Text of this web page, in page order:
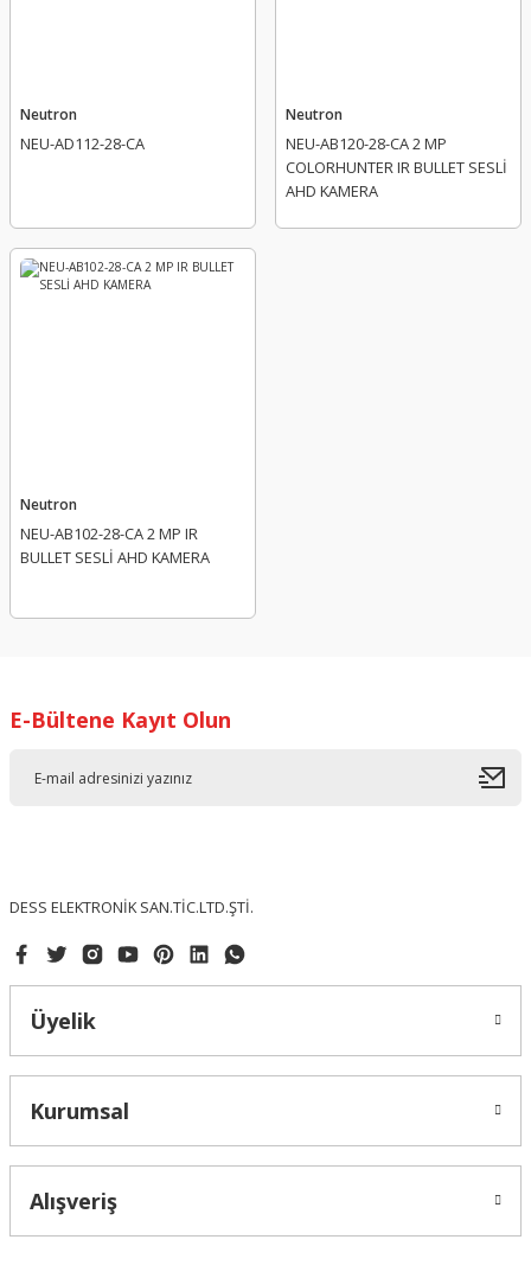
Neutron
NEU-AD112-28-CA
Neutron
NEU-AB120-28-CA 2 MP
COLORHUNTER IR BULLET SESLİ
AHD KAMERA
Neutron
NEU-AB102-28-CA 2 MP IR
BULLET SESLİ AHD KAMERA
E-Bültene Kayıt Olun
DESS ELEKTRONİK SAN.TİC.LTD.ŞTİ.
Üyelik
Kurumsal
Alışveriş